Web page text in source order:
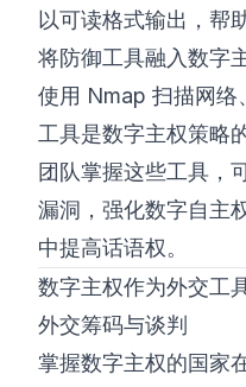
以可读格式输出，帮
将防御工具融入数字
使用 Nmap 扫描网
工具是数字主权策略
团队掌握这些工具，
漏洞，强化数字自主
中提高话语权。
数字主权作为外交工
外交筹码与谈判
掌握数字主权的国家